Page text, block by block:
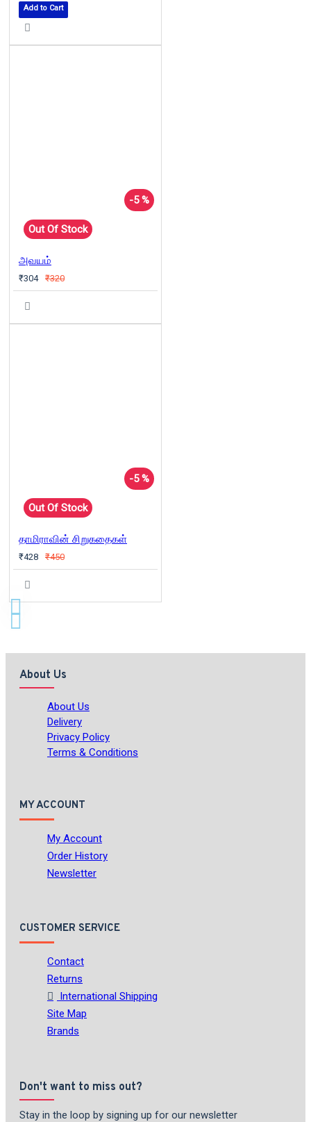
Add to Cart
-5 %
Out Of Stock
அவயம்
₹304 ₹320
-5 %
Out Of Stock
தாமிராவின் சிறுகதைகள்
₹428 ₹450
About Us
About Us
Delivery
Privacy Policy
Terms & Conditions
MY ACCOUNT
My Account
Order History
Newsletter
CUSTOMER SERVICE
Contact
Returns
International Shipping
Site Map
Brands
Don't want to miss out?
Stay in the loop by signing up for our newsletter